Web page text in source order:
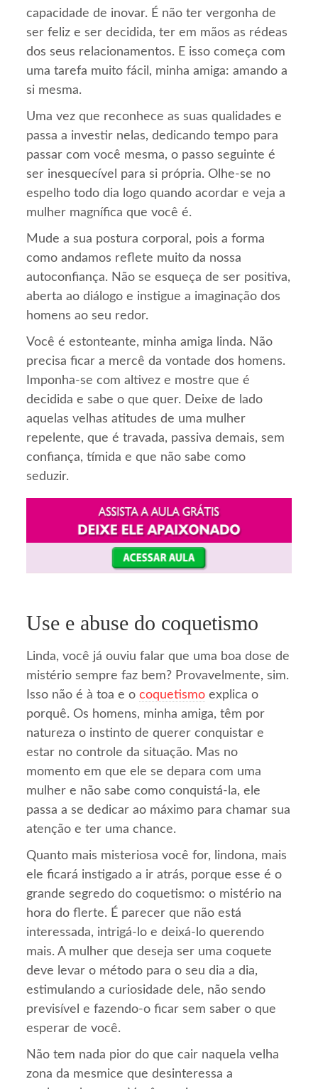
capacidade de inovar. É não ter vergonha de
ser feliz e ser decidida, ter em mãos as rédeas
dos seus relacionamentos. E isso começa com
uma tarefa muito fácil, minha amiga: amando a
si mesma.
Uma vez que reconhece as suas qualidades e
passa a investir nelas, dedicando tempo para
passar com você mesma, o passo seguinte é
ser inesquecível para si própria. Olhe-se no
espelho todo dia logo quando acordar e veja a
mulher magnífica que você é.
Mude a sua postura corporal, pois a forma
como andamos reflete muito da nossa
autoconfiança. Não se esqueça de ser positiva,
aberta ao diálogo e instigue a imaginação dos
homens ao seu redor.
Você é estonteante, minha amiga linda. Não
precisa ficar a mercê da vontade dos homens.
Imponha-se com altivez e mostre que é
decidida e sabe o que quer. Deixe de lado
aquelas velhas atitudes de uma mulher
repelente, que é travada, passiva demais, sem
confiança, tímida e que não sabe como
seduzir.
Use e abuse do coquetismo
Linda, você já ouviu falar que uma boa dose de
mistério sempre faz bem? Provavelmente, sim.
Isso não é à toa e ocoquetismo explica o
porquê. Os homens, minha amiga, têm por
natureza o instinto de querer conquistar e
estar no controle da situação. Mas no
momento em que ele se depara com uma
mulher e não sabe como conquistá-la, ele
passa a se dedicar ao máximo para chamar sua
atenção e ter uma chance.
Quanto mais misteriosa você for, lindona, mais
ele ficará instigado a ir atrás, porque esse é o
grande segredo do coquetismo: o mistério na
hora do flerte. É parecer que não está
interessada, intrigá-lo e deixá-lo querendo
mais. A mulher que deseja ser uma coquete
deve levar o método para o seu dia a dia,
estimulando a curiosidade dele, não sendo
previsível e fazendo-o ficar sem saber o que
esperar de você.
Não tem nada pior do que cair naquela velha
zona da mesmice que desinteressa a